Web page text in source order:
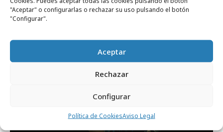
"Aceptar" o configurarlas o rechazar su uso pulsando el botón
"Configurar".
Aceptar
Rechazar
Configurar
Política de CookiesAviso Legal
Campañas